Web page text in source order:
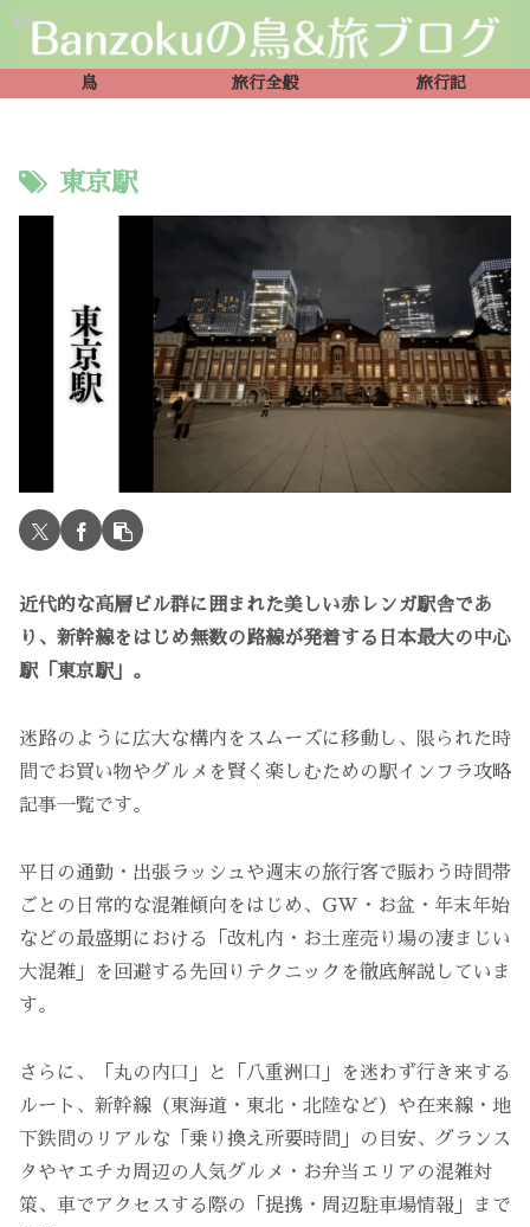
鳥 旅行全般 旅行記
東京駅
近代的な高層ビル群に囲まれた美しい赤レンガ駅舎であ
り、新幹線をはじめ無数の路線が発着する日本最大の中心
駅「東京駅」。
迷路のように広大な構内をスムーズに移動し、限られた時
間でお買い物やグルメを賢く楽しむための駅インフラ攻略
記事一覧です。
平日の通勤・出張ラッシュや週末の旅行客で賑わう時間帯
ごとの日常的な混雑傾向をはじめ、GW・お盆・年末年始
などの最盛期における「改札内・お土産売り場の凄まじい
大混雑」を回避する先回りテクニックを徹底解説していま
す。
さらに、「丸の内口」と「八重洲口」を迷わず行き来する
ルート、新幹線（東海道・東北・北陸など）や在来線・地
下鉄間のリアルな「乗り換え所要時間」の目安、グランス
タやヤエチカ周辺の人気グルメ・お弁当エリアの混雑対
策、車でアクセスする際の「提携・周辺駐車場情報」まで